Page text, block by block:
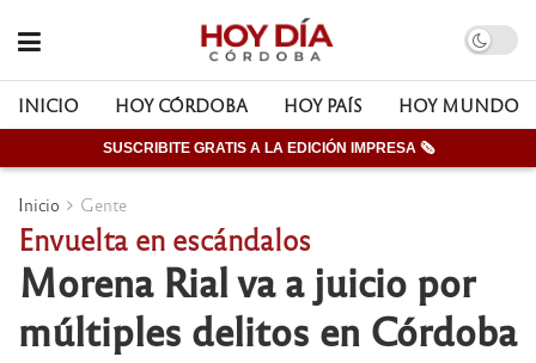
INICIO HOY CÓRDOBA HOY PAÍS HOY MUNDO
SUSCRIBITE GRATIS A LA EDICIÓN IMPRESA 🗞
Inicio Gente
Envuelta en escándalos
Morena Rial va a juicio por
múltiples delitos en Córdoba